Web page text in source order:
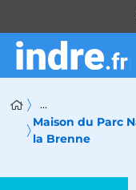
Panneau de gestion
...
Maison du Parc
la Brenne